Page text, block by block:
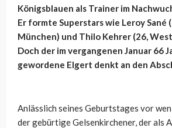
Königsblauen als Trainer im
Er formte Superstars wie Leroy Sané
München) und Thilo Kehrer (26,
Doch der im vergangenen Januar 66
gewordene Elgert denkt an den
Anlässlich seines Geburtstages vor
der gebürtige Gelsenkirchener, der als